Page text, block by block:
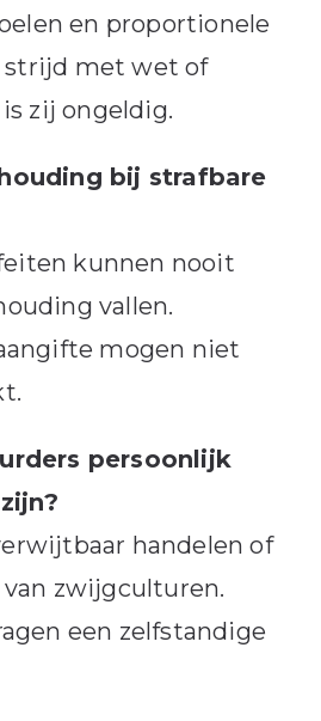
en proportionele
strijd met wet of
zij ongeldig.
bij strafbare
kunnen nooit
vallen.
mogen niet
persoonlijk
handelen of
zwijgculturen.
een zelfstandige